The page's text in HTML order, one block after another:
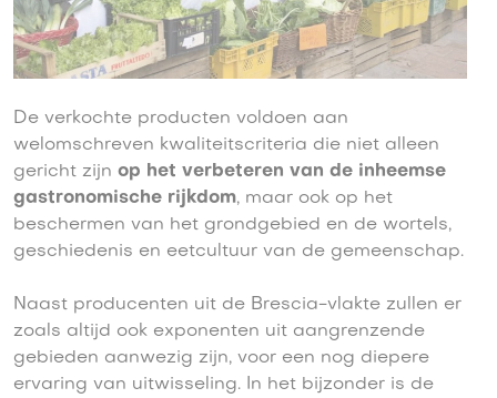
De verkochte producten voldoen aan
welomschreven kwaliteitscriteria die niet alleen
gericht zijn op het verbeteren van de inheemse
gastronomische rijkdom, maar ook op het
beschermen van het grondgebied en de wortels,
geschiedenis en eetcultuur van de gemeenschap.
Naast producenten uit de Brescia-vlakte zullen er
zoals altijd ook exponenten uit aangrenzende
gebieden aanwezig zijn, voor een nog diepere
ervaring van uitwisseling. In het bijzonder is de